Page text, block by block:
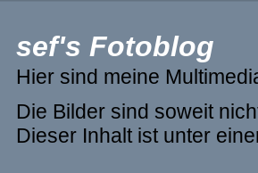
sef's Fotoblog
Hier sind meine
Die Bilder sind soweit
Dieser Inhalt ist unter